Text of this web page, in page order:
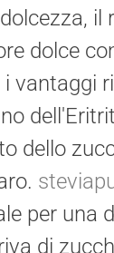
il
dolce
vantaggi
dello
per una
di